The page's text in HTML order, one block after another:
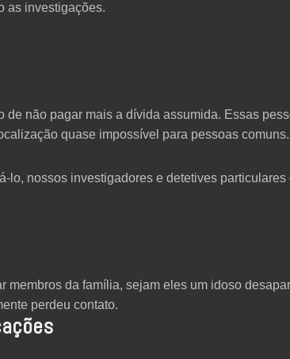
as investigações.
não pagar mais a dívida assumida. Essas
quase impossível para pessoas comuns.
lo, nossos investigadores e detetives
membros da família, sejam eles um idoso
perdeu contato.